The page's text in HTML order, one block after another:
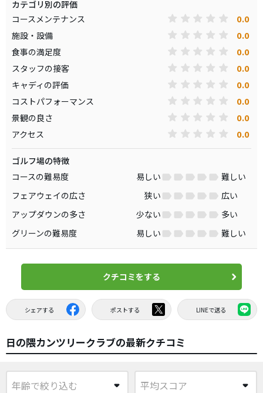
カテゴリ別の評価
コースメンテナンス
0.0
施設・設備 0.0
食事の満足度 0.0
スタッフの接客 0.0
キャディの評価 0.0
コストパフォーマンス 0.0
景観の良さ 0.0
アクセス 0.0
ゴルフ場の特徴
コースの難易度
易しい
難しい
フェアウェイの広さ
狭い
広い
アップダウンの多さ
少ない
多い
グリーンの難易度
易しい 難しい
クチコミをする
シェアする ポストする LINEで送る
日の隈カンツリークラブの最新クチコミ